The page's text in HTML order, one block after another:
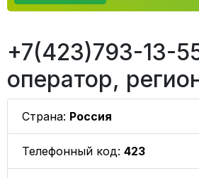
+7(423)793-13-
оператор,
Страна: Россия
Телефонный код: 423